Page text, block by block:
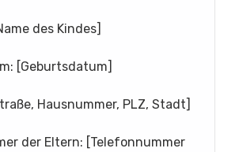
des Kindes]
[Geburtsdatum]
Hausnummer, PLZ, Stadt]
der Eltern: [Telefonnummer